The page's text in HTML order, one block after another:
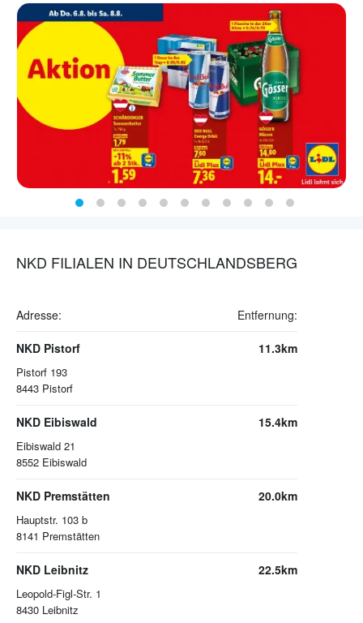
NKD FILIALEN IN DEUTSCHLANDSBERG
Adresse: Entfernung:
NKD Pistorf
Pistorf 193
8443 Pistorf
11.3km
NKD Eibiswald
Eibiswald 21
8552 Eibiswald
15.4km
NKD Premstätten
Hauptstr. 103 b
8141 Premstätten
20.0km
NKD Leibnitz
Leopold-Figl-Str. 1
8430 Leibnitz
22.5km